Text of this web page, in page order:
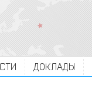
ДОКЛАДЫ